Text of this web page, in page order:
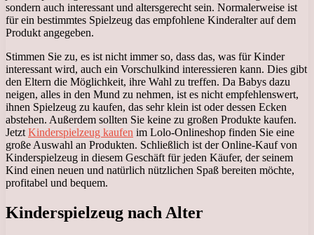
sondern auch interessant und altersgerecht sein. Normalerweise ist
für ein bestimmtes Spielzeug das empfohlene Kinderalter auf dem
Produkt angegeben.
Stimmen Sie zu, es ist nicht immer so, dass das, was für Kinder
interessant wird, auch ein Vorschulkind interessieren kann. Dies gibt
den Eltern die Möglichkeit, ihre Wahl zu treffen. Da Babys dazu
neigen, alles in den Mund zu nehmen, ist es nicht empfehlenswert,
ihnen Spielzeug zu kaufen, das sehr klein ist oder dessen Ecken
abstehen. Außerdem sollten Sie keine zu großen Produkte kaufen.
Jetzt Kinderspielzeug kaufen im Lolo-Onlineshop finden Sie eine
große Auswahl an Produkten. Schließlich ist der Online-Kauf von
Kinderspielzeug in diesem Geschäft für jeden Käufer, der seinem
Kind einen neuen und natürlich nützlichen Spaß bereiten möchte,
profitabel und bequem.
Kinderspielzeug nach Alter